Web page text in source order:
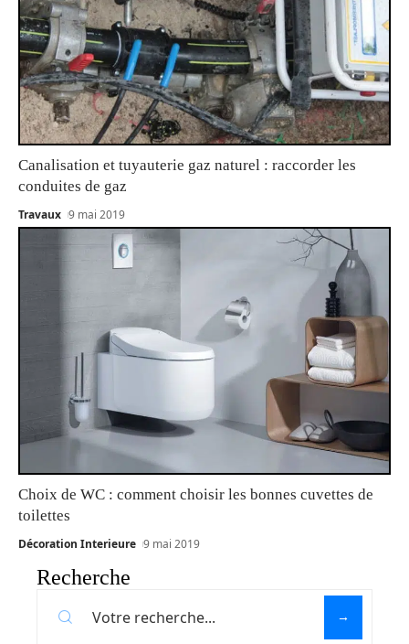
Canalisation et tuyauterie gaz naturel : raccorder les
conduites de gaz
Travaux 9 mai 2019
Choix de WC : comment choisir les bonnes cuvettes de
toilettes
Décoration Interieure 9 mai 2019
Recherche